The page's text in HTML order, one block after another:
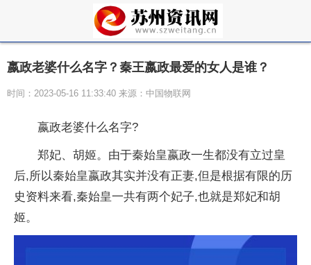
嬴政老婆什么名字？秦王嬴政最爱的女人是谁？
时间：2023-05-16 11:33:40 来源：中国物联网
嬴政老婆什么名字?
郑妃、胡姬。由于秦始皇嬴政一生都没有立过皇
后,所以秦始皇嬴政其实并没有正妻,但是根据有限的历
史资料来看,秦始皇一共有两个妃子,也就是郑妃和胡
姬。